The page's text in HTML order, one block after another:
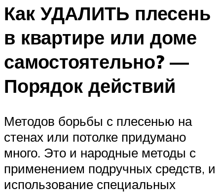
Как УДАЛИТЬ плесень
в квартире или доме
самостоятельно? —
Порядок действий
Методов борьбы с плесенью на
стенах или потолке придумано
много. Это и народные методы с
применением подручных средств, и
использование специальных